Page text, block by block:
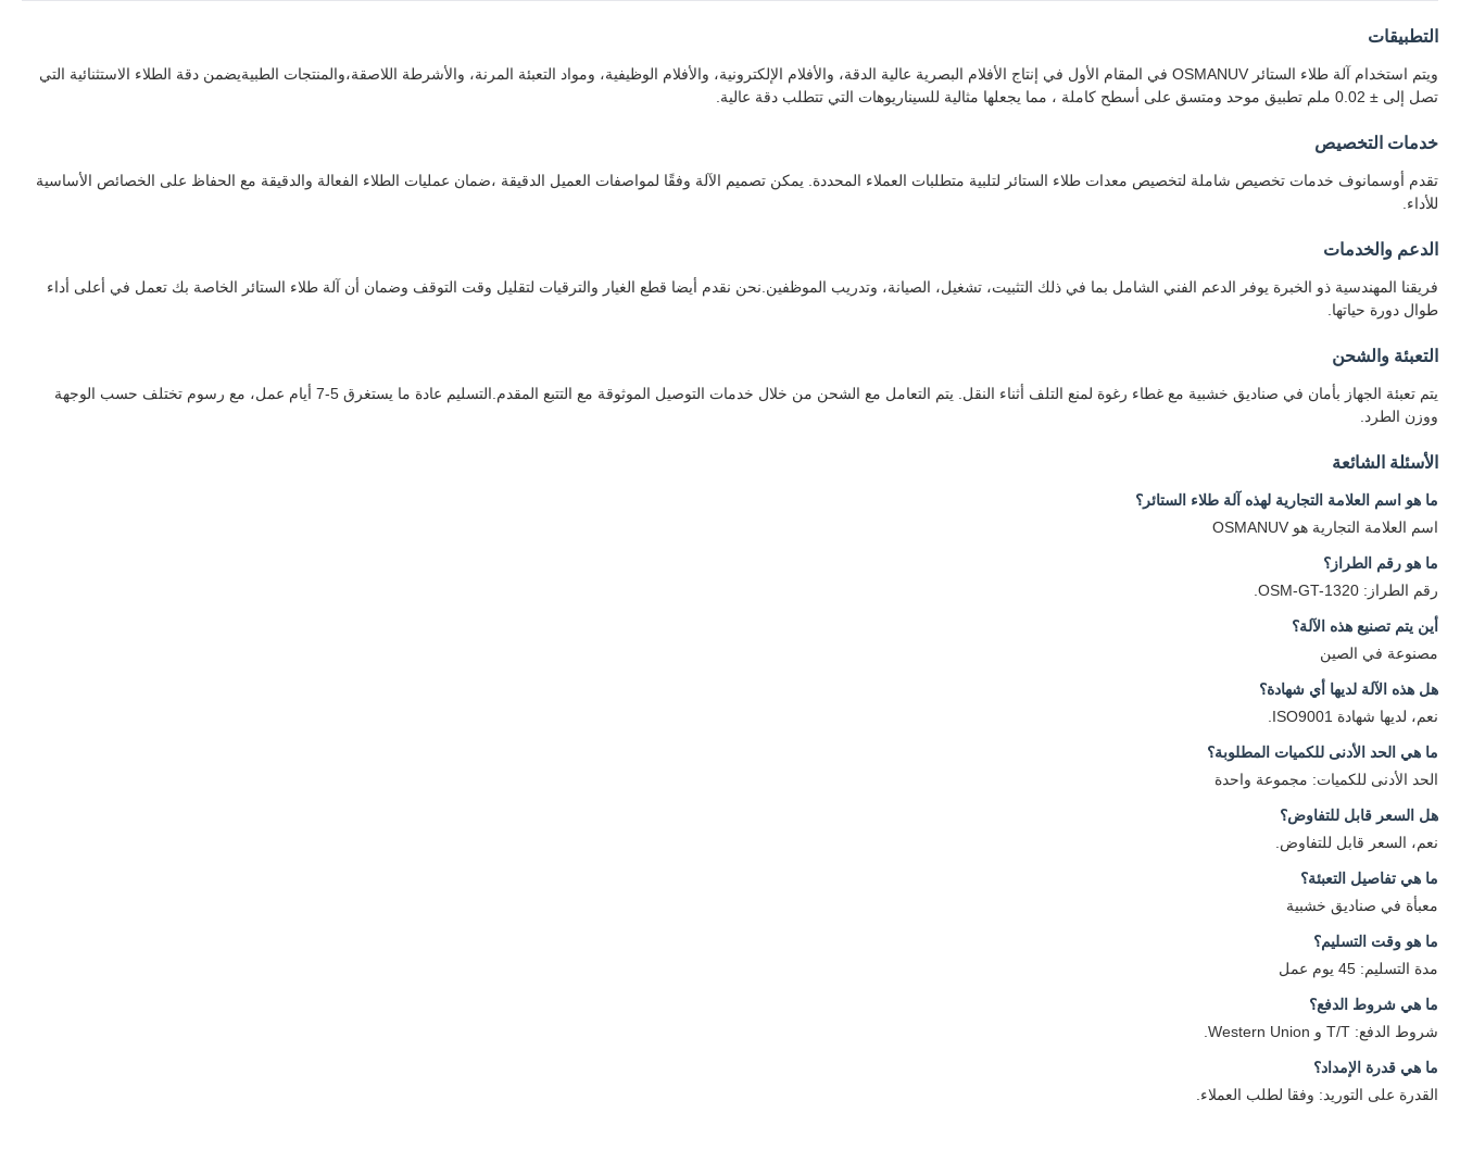
التطبيقات
ويتم استخدام آلة طلاء الستائر OSMANUV في المقام الأول في إنتاج الأفلام البصرية عالية الدقة، والأفلام الإلكترونية، والأفلام الوظيفية، ومواد التعبئة المرنة، والأشرطة اللاصقة،والمنتجات الطبيةيضمن دقة الطلاء الاستثنائية التي
تصل إلى ± 0.02 ملم تطبيق موحد ومتسق على أسطح كاملة ، مما يجعلها مثالية للسيناريوهات التي تتطلب دقة عالية.
خدمات التخصيص
تقدم أوسمانوف خدمات تخصيص شاملة لتخصيص معدات طلاء الستائر لتلبية متطلبات العملاء المحددة. يمكن تصميم الآلة وفقًا لمواصفات العميل الدقيقة ،ضمان عمليات الطلاء الفعالة والدقيقة مع الحفاظ على الخصائص الأساسية
للأداء.
الدعم والخدمات
فريقنا المهندسية ذو الخبرة يوفر الدعم الفني الشامل بما في ذلك التثبيت، تشغيل، الصيانة، وتدريب الموظفين.نحن نقدم أيضا قطع الغيار والترقيات لتقليل وقت التوقف وضمان أن آلة طلاء الستائر الخاصة بك تعمل في أعلى أداء
طوال دورة حياتها.
التعبئة والشحن
يتم تعبئة الجهاز بأمان في صناديق خشبية مع غطاء رغوة لمنع التلف أثناء النقل. يتم التعامل مع الشحن من خلال خدمات التوصيل الموثوقة مع التتبع المقدم.التسليم عادة ما يستغرق 5-7 أيام عمل، مع رسوم تختلف حسب الوجهة
ووزن الطرد.
الأسئلة الشائعة
ما هو اسم العلامة التجارية لهذه آلة طلاء الستائر؟
اسم العلامة التجارية هو OSMANUV
ما هو رقم الطراز؟
رقم الطراز: OSM-GT-1320.
أين يتم تصنيع هذه الآلة؟
مصنوعة في الصين
هل هذه الآلة لديها أي شهادة؟
نعم، لديها شهادة ISO9001.
ما هي الحد الأدنى للكميات المطلوبة؟
الحد الأدنى للكميات: مجموعة واحدة
هل السعر قابل للتفاوض؟
نعم، السعر قابل للتفاوض.
ما هي تفاصيل التعبئة؟
معبأة في صناديق خشبية
ما هو وقت التسليم؟
مدة التسليم: 45 يوم عمل
ما هي شروط الدفع؟
شروط الدفع: T/T و Western Union.
ما هي قدرة الإمداد؟
القدرة على التوريد: وفقا لطلب العملاء.